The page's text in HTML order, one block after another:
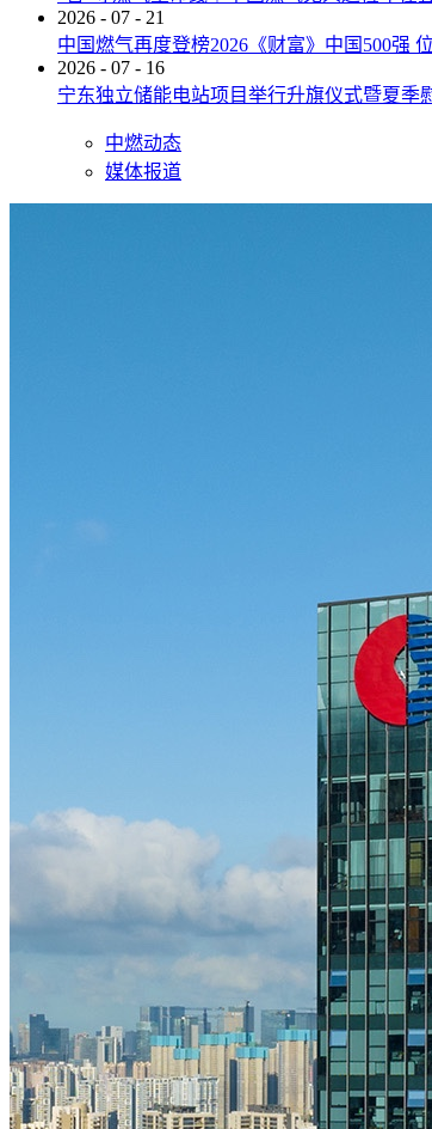
2026 - 07 - 21
中国燃气再度登榜2026《财富》中国500强
2026 - 07 - 16
宁东独立储能电站项目举行升旗仪式暨夏季
中燃动态
媒体报道